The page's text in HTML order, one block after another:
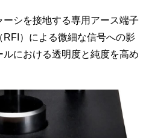
シを接地する専用アース端子
）による微細な信号への影
における透明度と純度を高め